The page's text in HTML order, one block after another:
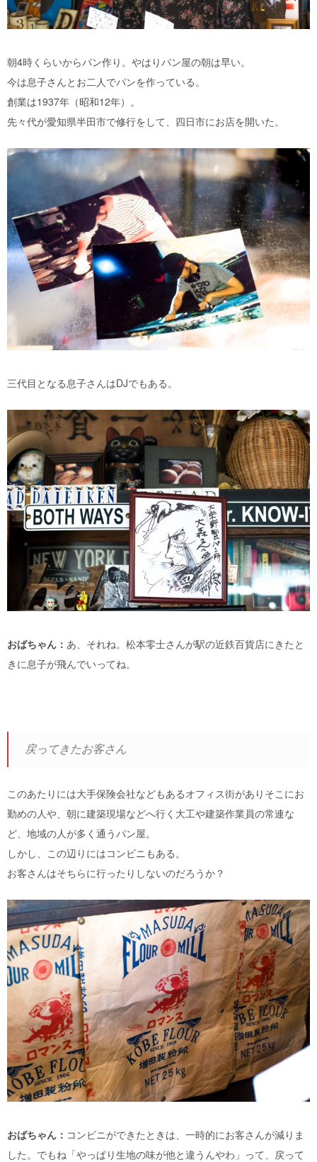
朝4時くらいからパン作り。やはりパン屋の朝は早い。
今は息子さんとお二人でパンを作っている。
創業は1937年（昭和12年）。
先々代が愛知県半田市で修行をして、四日市にお店を開いた。
三代目となる息子さんはDJでもある。
おばちゃん： あ、それね。松本零士さんが駅の近鉄百貨店にきたと
きに息子が飛んでいってね。
戻ってきたお客さん
このあたりには大手保険会社などもあるオフィス街がありそこにお
勤めの人や、朝に建築現場などへ行く大工や建築作業員の常連な
ど、地域の人が多く通うパン屋。
しかし、この辺りにはコンビニもある。
お客さんはそちらに行ったりしないのだろうか？
おばちゃん： コンビニができたときは、一時的にお客さんが減りま
した。でもね「やっぱり生地の味が他と違うんやわ」って、戻って